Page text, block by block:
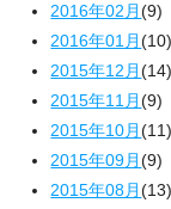
2016年02月(9)
2016年01月(10)
2015年12月(14)
2015年11月(9)
2015年10月(11)
2015年09月(9)
2015年08月(13)